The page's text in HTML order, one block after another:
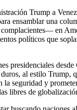
Trump a
ensamblar una
en
políticos que
presidenciales
al estilo Trump,
seguridad y
libres de